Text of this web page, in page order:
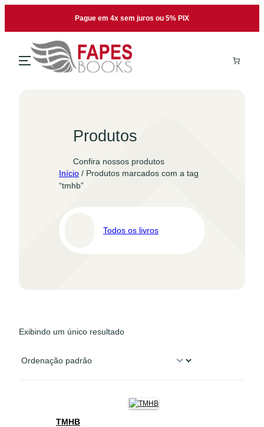
o
conteúdo
Pague em 4x sem juros ou 5% PIX
Produtos
Confira nossos produtos
Início / Produtos marcados com a tag
“tmhb”
Todos os livros
Exibindo um único resultado
TMHB